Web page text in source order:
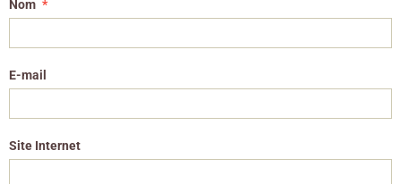
Nom
E-mail
Site Internet